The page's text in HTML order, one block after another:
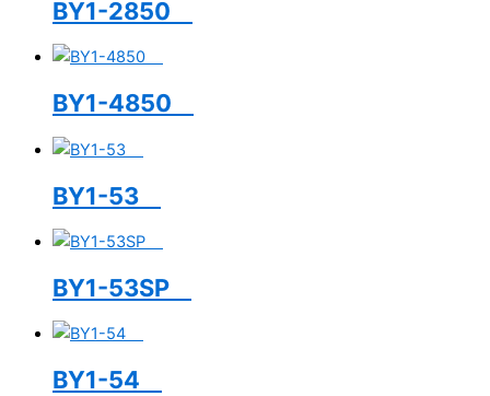
BY1-2850
BY1-4850
BY1-53
BY1-53SP
BY1-54